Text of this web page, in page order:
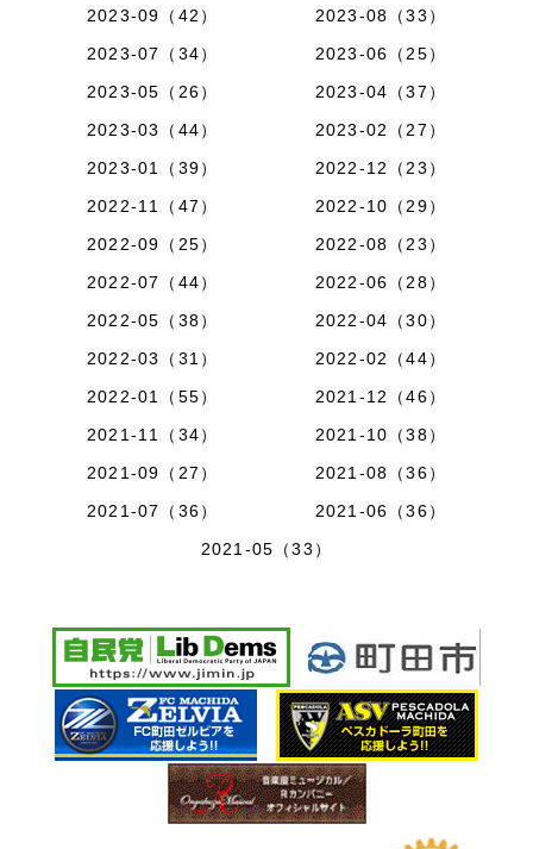
2023-09（42）
2023-08（33）
2023-07（34）
2023-06（25）
2023-05（26）
2023-04（37）
2023-03（44）
2023-02（27）
2023-01（39）
2022-12（23）
2022-11（47）
2022-10（29）
2022-09（25）
2022-08（23）
2022-07（44）
2022-06（28）
2022-05（38）
2022-04（30）
2022-03（31）
2022-02（44）
2022-01（55）
2021-12（46）
2021-11（34）
2021-10（38）
2021-09（27）
2021-08（36）
2021-07（36）
2021-06（36）
2021-05（33）